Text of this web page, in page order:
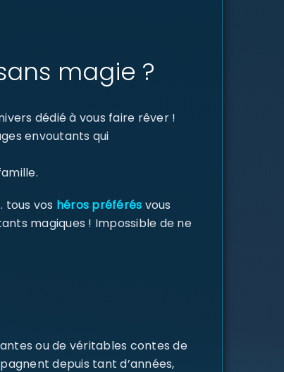
magie ?
dédié à vous faire rêver !
envoutants qui
tous vos héros préférés vous
magiques ! Impossible de ne
ou de véritables contes de
depuis tant d’années,